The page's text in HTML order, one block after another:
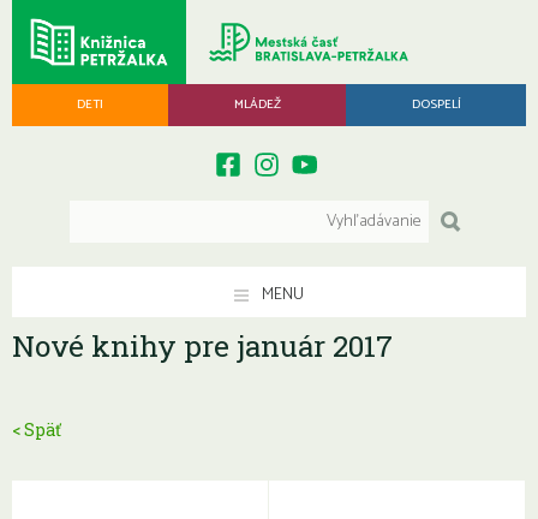
DETI MLÁDEŽ DOSPELÍ
MENU
Nové knihy pre január 2017
< Späť